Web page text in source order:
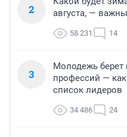
2
августа, —
58 231 14
3
Молодежь берет
профессий —
список лидеров
34 486 24